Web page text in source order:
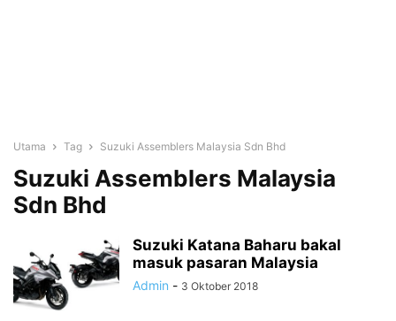
Utama Tag Suzuki Assemblers Malaysia Sdn Bhd
Suzuki Assemblers Malaysia
Sdn Bhd
Suzuki Katana Baharu bakal
masuk pasaran Malaysia
Admin - 3 Oktober 2018